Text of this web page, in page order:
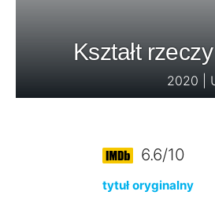
Kształt
2020 |
6.6/10
tytuł oryginalny